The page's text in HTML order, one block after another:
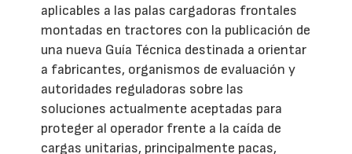
aplicables a las palas cargadoras frontales
montadas en tractores con la publicación de
una nueva Guía Técnica destinada a orientar
a fabricantes, organismos de evaluación y
autoridades reguladoras sobre las
soluciones actualmente aceptadas para
proteger al operador frente a la caída de
cargas unitarias, principalmente pacas,